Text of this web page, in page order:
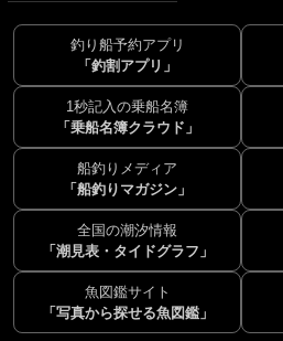
釣り船予約アプリ
「釣割アプリ」
1秒記入の乗船名簿
「乗船名簿クラウド」
船釣りメディア
「船釣りマガジン」
全国の潮汐情報
「潮見表・タイドグラフ」
魚図鑑サイト
「写真から探せる魚図鑑」